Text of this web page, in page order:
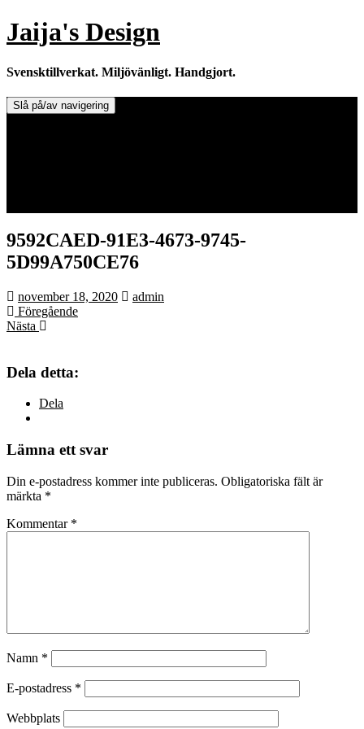
Hoppa
till
Jaija's Design
Svensktillverkat. Miljövänligt. Handgjort.
Slå på/av navigering
9592CAED-91E3-4673-9745-
5D99A750CE76
november 18, 2020
admin
Föregående
Nästa
Dela detta:
Dela
Lämna ett svar
Din e-postadress kommer inte publiceras. Obligatoriska fält är
märkta *
Kommentar *
Namn *
E-postadress *
Webbplats